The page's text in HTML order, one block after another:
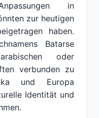
in
zur heutigen
haben.
Batarse
oder
verbunden zu
und Europa
Identität und